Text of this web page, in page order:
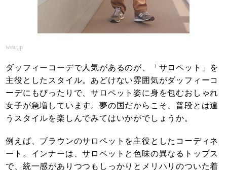
wear.jp
ダッフィーコーデで人気があるのが、「サロペット」を
主役としたスタイル。あどけない雰囲気がダッフィーコ
ーデにもぴったりで、サロペット姿に身を包むおしゃれ
女子が急増しています。夢の国だからこそ、普段とは違
うスタイルを楽しんでみてはいかがでしょうか。
例えば、ブラウンのサロペットを主役としたコーディネ
ート。インナーは、サロペットと色味の異なるトップス
で、統一感がありつつもしっかりとメリハリのついた着